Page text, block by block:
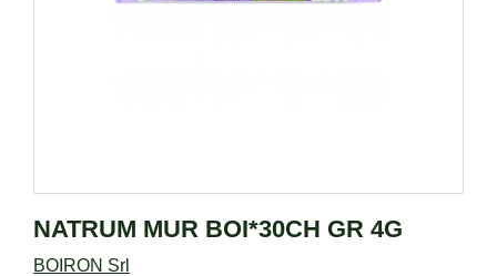
NATRUM MUR BOI*30CH GR 4G
BOIRON Srl